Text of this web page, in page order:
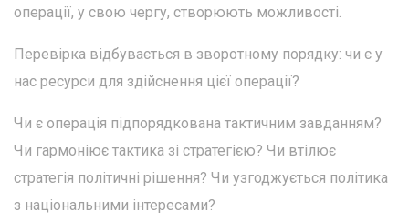
операції, у свою чергу, створюють можливості.
Перевірка відбувається в зворотному порядку: чи є у
нас ресурси для здійснення цієї операції?
Чи є операція підпорядкована тактичним завданням?
Чи гармоніює тактика зі стратегією? Чи втілює
стратегія політичні рішення? Чи узгоджується політика
з національними інтересами?